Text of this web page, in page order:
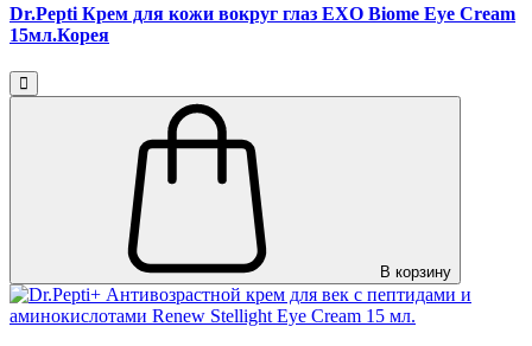
Dr.Pepti Крем для кожи вокруг глаз EXO Biome Eye Cream
15мл.Корея
В корзину